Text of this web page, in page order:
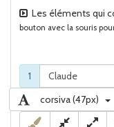
Les éléments qui
bouton avec la souris
1
corsiva (47px)